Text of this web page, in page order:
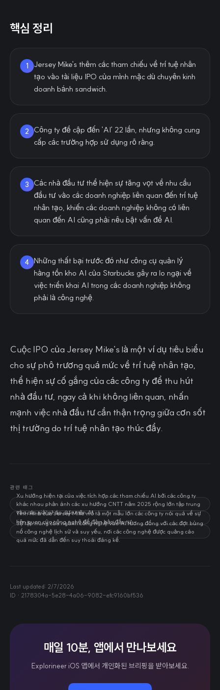
핵심 정리
1
Jersey Mike's thêm các tham chiếu về trí tuệ nhân
tạo vào tài liệu IPO của mình mặc dù chuyên kinh
doanh bánh sandwich.
2
Công ty đề cập đến 'AI' 22 lần, nhưng không cung
cấp các trường hợp sử dụng rõ ràng.
3
Các nhà đầu tư thể hiện sự tăng vọt về nhu cầu
đầu tư vào các doanh nghiệp liên quan đến trí tuệ
nhân tạo, khiến các doanh nghiệp không có liên
quan đến AI cũng phải nêu bật vấn đề AI.
4 Những thất bại trước đó như công cụ quản lý
hàng tồn kho AI của Starbucks gây ra lo ngại về
việc triển khai AI trong các doanh nghiệp không
phải là công nghệ.
Cuộc IPO của Jersey Mike's là một ví dụ tiêu biểu
cho sự phô trương quá mức về trí tuệ nhân tạo,
thể hiện sự cố gắng của các công ty để thu hút
nhà đầu tư, ngay cả khi không liên quan, nhấn
mạnh việc nhà đầu tư cần thận trọng giữa cơn sốt
thị trường do trí tuệ nhân tạo thúc đẩy.
관련 태그
Xu hướng hiện tại của việc tích hợp các tham chiếu AI bởi các công ty
khác nhau phản ánh các xu hướng CNTT năm 2025 rộng lớn tập trung
vào các giải pháp dựa trên AI.
Tình hình của Jersey Mike mô tả một mẫu lớn các công ty nói quá về sự
liên quan của công nghệ để đảm bảo đầu tư.
Sự tập trung của ngành công nghệ vào AI tương đồng với các đợt bùng
nổ công nghệ lịch sử và suy yếu, nơi các công nghệ được quảng cáo
quá mức đã dẫn đến suy thoái đáng kể.
Last updated: 2/7/2026
ID · 2178304a-5e28-4a06-9082-efc9160bf536
매일 10분, 앱에서 만나보세요
Explorineer iOS 앱에서 개인화된 브리핑을 받아보세요.